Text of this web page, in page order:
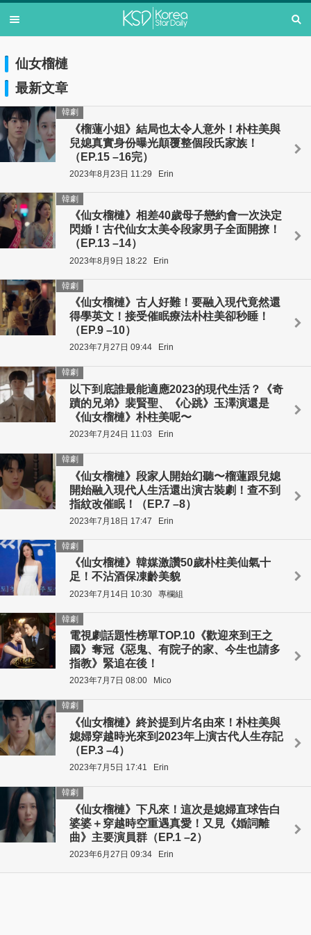
仙女榴槤
最新文章
《榴蓮小姐》結局也太令人意外！朴柱美與
兒媳真實身份曝光顛覆整個段氏家族！
（EP.15 –16完）
韓劇
2023年8月23日 11:29 Erin
《仙女榴槤》相差40歲母子戀約會一次決定
閃婚！古代仙女太美令段家男子全面開撩！
（EP.13 –14）
韓劇
2023年8月9日 18:22 Erin
《仙女榴槤》古人好難！要融入現代竟然還
得學英文！接受催眠療法朴柱美卻秒睡！
（EP.9 –10）
韓劇
2023年7月27日 09:44 Erin
以下到底誰最能適應2023的現代生活？《奇
蹟的兄弟》裴賢聖、《心跳》玉澤演還是
《仙女榴槤》朴柱美呢〜
韓劇
2023年7月24日 11:03 Erin
《仙女榴槤》段家人開始幻聽〜榴蓮跟兒媳
開始融入現代人生活還出演古裝劇！查不到
指紋改催眠！（EP.7 –8）
韓劇
2023年7月18日 17:47 Erin
《仙女榴槤》韓媒激讚50歲朴柱美仙氣十
足！不沾酒保凍齡美貌
韓劇
2023年7月14日 10:30 專欄組
電視劇話題性榜單TOP.10《歡迎來到王之
國》奪冠《惡鬼、有院子的家、今生也請多
指教》緊追在後！
韓劇
2023年7月7日 08:00 Mico
《仙女榴槤》終於提到片名由來！朴柱美與
媳婦穿越時光來到2023年上演古代人生存記
（EP.3 –4）
韓劇
2023年7月5日 17:41 Erin
《仙女榴槤》下凡來！這次是媳婦直球告白
婆婆＋穿越時空重遇真愛！又見《婚詞離
曲》主要演員群（EP.1 –2）
韓劇
2023年6月27日 09:34 Erin